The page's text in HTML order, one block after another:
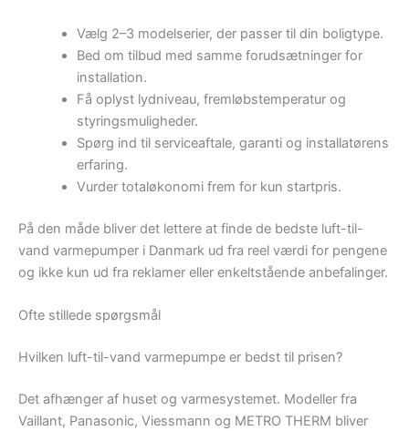
Vælg 2–3 modelserier, der passer til din boligtype.
Bed om tilbud med samme forudsætninger for
installation.
Få oplyst lydniveau, fremløbstemperatur og
styringsmuligheder.
Spørg ind til serviceaftale, garanti og installatørens
erfaring.
Vurder totaløkonomi frem for kun startpris.
På den måde bliver det lettere at finde de bedste luft-til-
vand varmepumper i Danmark ud fra reel værdi for pengene
og ikke kun ud fra reklamer eller enkeltstående anbefalinger.
Ofte stillede spørgsmål
Hvilken luft-til-vand varmepumpe er bedst til prisen?
Det afhænger af huset og varmesystemet. Modeller fra
Vaillant, Panasonic, Viessmann og METRO THERM bliver